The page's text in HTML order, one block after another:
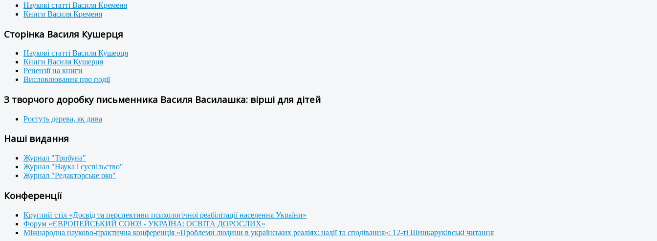
Наукові статті Василя Кременя
Книги Василя Кременя
Сторінка Василя Кушерця
Наукові статті Василя Кушерця
Книги Василя Кушерця
Рецензії на книги
Висловлювання про події
З творчого доробку письменника Василя Василашка: вірші для дітей
Ростуть дерева, як дива
Наші видання
Журнал "Трибуна"
Журнал "Наука і суспільство"
Журнал "Редакторське око"
Конференції
Круглий стіл «Досвід та перспективи психологічної реабілітації населення України»
Форум «ЄВРОПЕЙСЬКИЙ СОЮЗ - УКРАЇНА: ОСВІТА ДОРОСЛИХ»
Міжнародна науково-практична конференція «Проблеми людини в українських реаліях: надії та сподівання»: 12-ті Шинкаруківські читання